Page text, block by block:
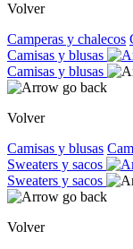
Volver
Camperas y chalecos
Camisas y blusas
Camisas y blusas
Volver
Camisas y blusas
Sweaters y sacos
Sweaters y sacos
Volver